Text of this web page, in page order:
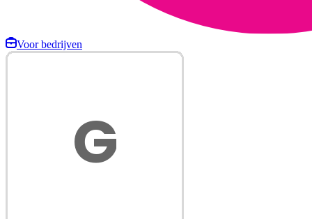
Voor bedrijven